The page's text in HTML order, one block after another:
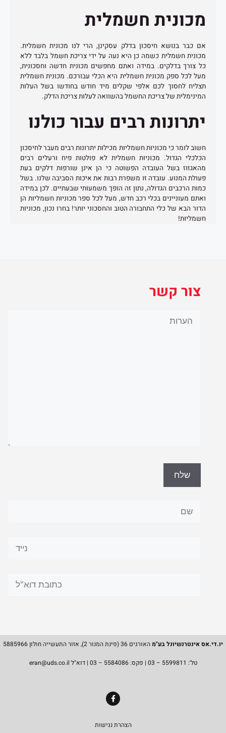
מכונית חשמלית
אם כבר בנושא חיסכון בדלק עסקינן, הרי לנו מכונית חשמלית.
מכונית חשמלית כשמה כן היא נעה על ידי צריכת חשמל בלבד ללא
כל צורך בדלקים. במידה ואתם מחפשים מכונית חדשה וחסכונית,
מעל לכל ספק מכונית חשמלית היא הכלי עבורכם. מכונית חשמלית
תצליח לחסוך לכם אלפי שקלים מיד חודש בחודשו בשל העלות
המינימלית של צריכת החשמל בהשוואה לעלות צריכת הדלק.
יתרונות רבים עבור כולנו
חשוב לומר כי מכוניות חשמליות מכילות יתרונות רבים מעבר לחיסכון
הכלכלי הגדול. מכוניות חשמלית לא פולטות פיח ורעלים רבים
מהאגזוז בשל העובדה הפשוטה כי הן אינן שורפות דלקים בעת
פעולת המנוע. עובדה זו משפרת רבות את איכות הסביבה שלנו. בשל
כמות הרכבים הגדולה, נתון זה הופך משמעותי שבעתיים. לכן במידה
ואתם מעוניינים בכלי רכב חדש, מעל לכל ספר מכוניות חשמליות הן
הדור הבא של כלי התחבורה הטוב והחסכוני יותר! בחרו נכון, מכוניות
חשמליות!
צור קשר
יו.די.אס אינטרנשיונל בע"מהאורגים 36 (פינת המנור 2), אזור התעשייה חולון 5885966
טל': 5599811 – 03 | פקס: 5584086 – 03 | דוא"ל eran@uds.co.il
הצהרת נגישות